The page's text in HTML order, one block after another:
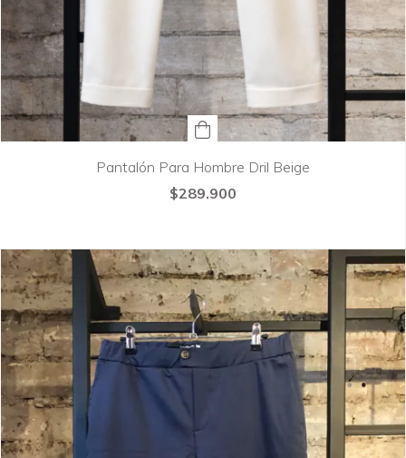
Pantalón Para Hombre Dril Beige
$289.900